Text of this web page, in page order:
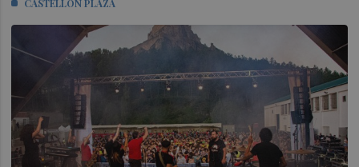
CASTELLÓN PLAZA